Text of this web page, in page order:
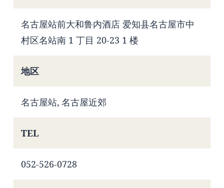
名古屋站前大和鲁内酒店 爱知县名古屋市中
村区名站南 1 丁目 20-23 1 楼
地区
名古屋站, 名古屋近郊
TEL
052-526-0728